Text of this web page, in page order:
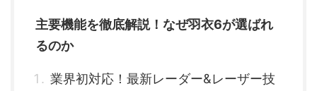
主要機能を徹底解説！なぜ羽衣6が選ばれ
るのか
業界初対応！最新レーダー&レーザー技